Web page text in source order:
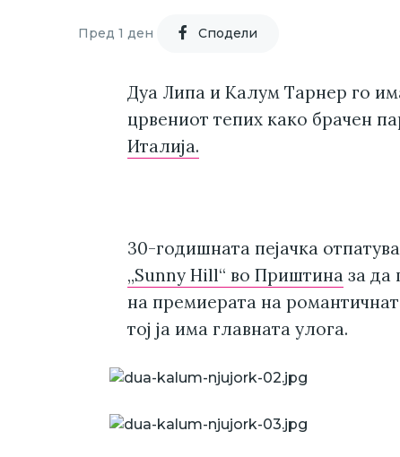
Пред 1 ден Cподели
Дуа Липа и Калум Тарнер го
црвениот тепих како брачен
Италија.
30-годишната пејачка
„Sunny Hill“ во Приштина за да
на премиерата на
тој ја има главната улога.